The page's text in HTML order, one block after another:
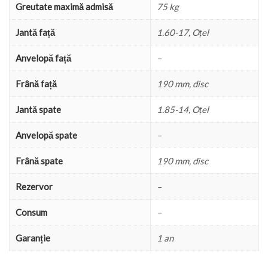
Greutate maximă admisă 75 kg
Jantă față 1.60-17, Oțel
Anvelopă față –
Frână față 190 mm, disc
Jantă spate 1.85-14, Oțel
Anvelopă spate –
Frână spate 190 mm, disc
Rezervor –
Consum –
Garanție 1 an